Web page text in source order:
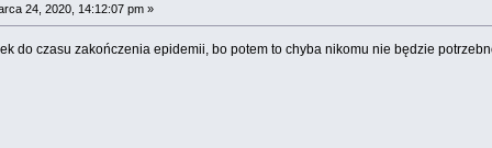
24, 2020, 14:12:07 pm »
do czasu zakończenia epidemii, bo potem to chyba nikomu nie będzie